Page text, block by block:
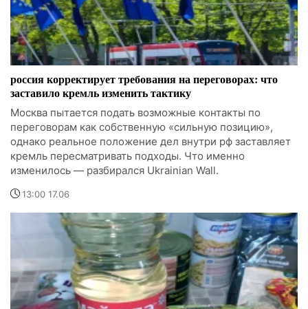
россия корректирует требования на переговорах: что
заставило кремль изменить тактику
Москва пытается подать возможные контакты по
переговорам как собственную «сильную позицию»,
однако реальное положение дел внутри рф заставляет
кремль пересматривать подходы. Что именно
изменилось — разбирался Ukrainian Wall.
13:00 17.06